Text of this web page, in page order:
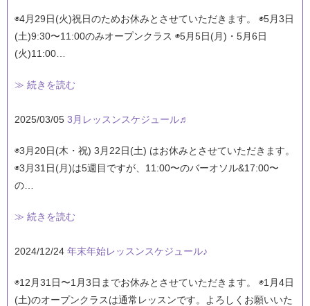
◉4月29日(火)祝日のためお休みとさせていただきます。 ◉5月3日
(土)9:30〜11:00のみオープンクラス ◉5月5日(月)・5月6日
(火)11:00…
≫ 続きを読む
2025/03/05 3月レッスンスケジュール♬
◉3月20日(木・祝) 3月22日(土) はお休みとさせていただきます。
◉3月31日(月)は5週目ですが、11:00〜のバーオソル&17:00〜
の…
≫ 続きを読む
2024/12/24 年末年始レッスンスケジュール♪
◉12月31日〜1月3日までお休みとさせていただきます。 ◉1月4日
(土)のオープンクラスは通常レッスンです。よろしくお願いいた